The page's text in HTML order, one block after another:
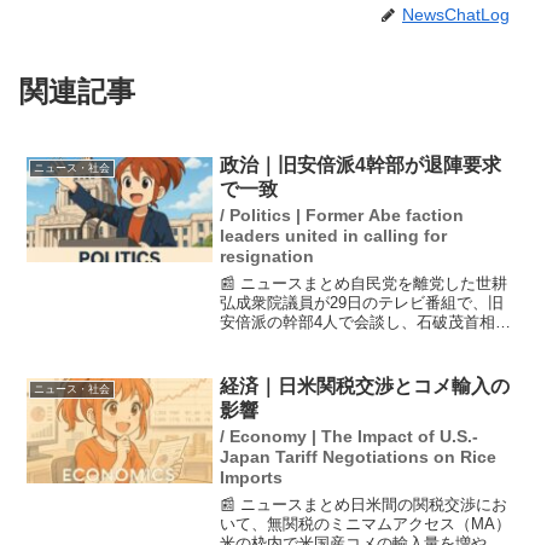
NewsChatLog
関連記事
ニュース・社会
政治｜旧安倍派4幹部が退陣要求
で一致
/ Politics | Former Abe faction
leaders united in calling for
resignation
📰 ニュースまとめ自民党を離党した世耕
弘成衆院議員が29日のテレビ番組で、旧
安倍派の幹部4人で会談し、石破茂首相の
ての動きであり、世耕氏は自らの復党へ
の意欲も示していま...
ニュース・社会
経済｜日米関税交渉とコメ輸入の
影響
/ Economy | The Impact of U.S.-
Japan Tariff Negotiations on Rice
Imports
📰 ニュースまとめ日米間の関税交渉にお
いて、無関税のミニマムアクセス（MA）